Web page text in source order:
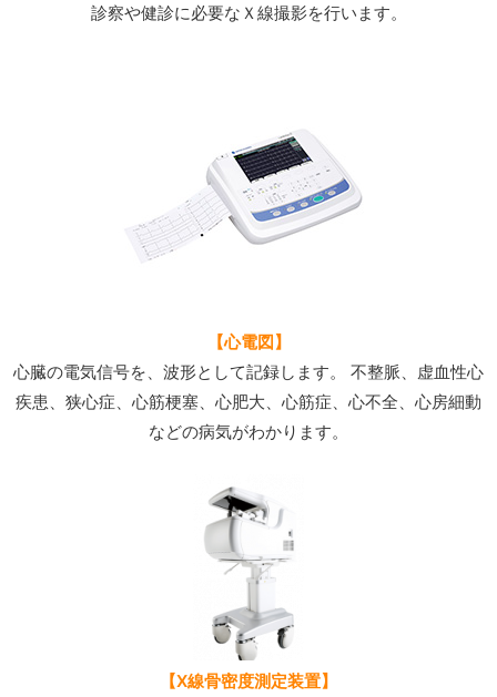
診察や健診に必要なＸ線撮影を行います。
【心電図】
心臓の電気信号を、波形として記録します。 不整脈、虚血性心
疾患、狭心症、心筋梗塞、心肥大、心筋症、心不全、心房細動
などの病気がわかります。
【X線骨密度測定装置】